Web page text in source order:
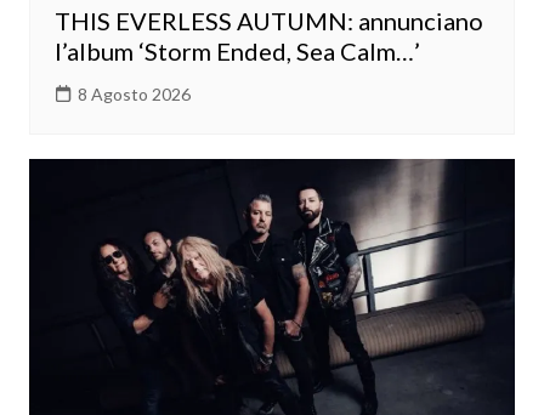
THIS EVERLESS AUTUMN: annunciano
l’album ‘Storm Ended, Sea Calm…’
8 Agosto 2026